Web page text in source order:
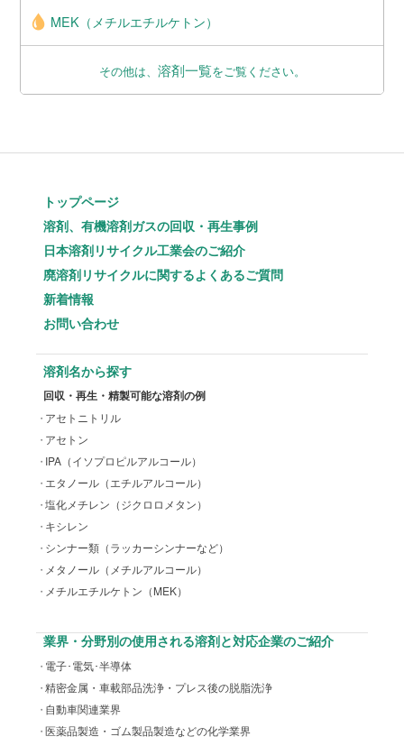
MEK（メチルエチルケトン）
その他は、 溶剤一覧をご覧ください。
トップページ
溶剤、有機溶剤ガスの回収・再生事例
日本溶剤リサイクル工業会のご紹介
廃溶剤リサイクルに関するよくあるご質問
新着情報
お問い合わせ
溶剤名から探す
回収・再生・精製可能な溶剤の例
アセトニトリル
アセトン
IPA（イソプロピルアルコール）
エタノール（エチルアルコール）
塩化メチレン（ジクロロメタン）
キシレン
シンナー類（ラッカーシンナーなど）
メタノール（メチルアルコール）
メチルエチルケトン（MEK）
業界・分野別の使用される溶剤と対応企業のご紹介
電子･電気･半導体
精密金属・車載部品洗浄・プレス後の脱脂洗浄
自動車関連業界
医薬品製造・ゴム製品製造などの化学業界